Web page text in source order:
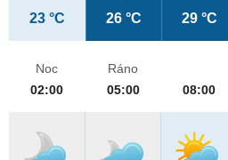
23 °C 26 °C 29 °C
Noc
02:00
Ráno
05:00
08:00